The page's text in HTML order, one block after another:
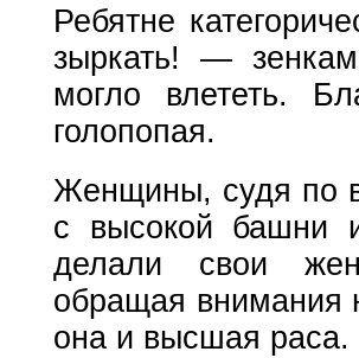
Ребятне
зыркать! —
могло влететь.
голопопая.
Женщины, судя по
с высокой башни
делали свои
обращая внимания
она и высшая раса.